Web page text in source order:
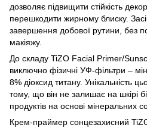
дозволяє підвищити стійкість
перешкодити жирному блиску.
завершення добової рутини, без
макіяжу.
До складу TiZO Facial Primer/
виключно фізичні УФ-фільтри –
8% діоксид титану. Унікальність
тому, що він не залишає на шкірі
продуктів на основі мінеральних
Крем-праймер сонцезахисний